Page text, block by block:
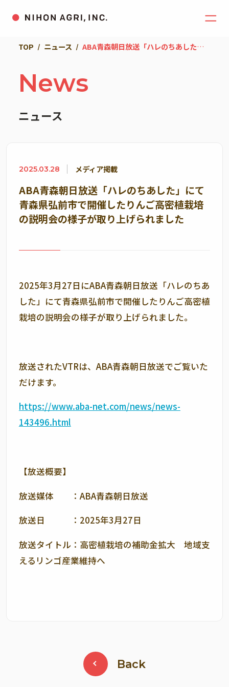
TOP ニュース ABA青森朝日放送「ハレのちあした」にて青森県弘前市で開催したりんご高密植栽培の説明会の様子が取り上げられました
News
ニュース
2025.03.28 メディア掲載
ABA青森朝日放送「ハレのちあした」にて
青森県弘前市で開催したりんご高密植栽培
の説明会の様子が取り上げられました
2025年3月27日にABA青森朝日放送「ハレのちあ
した」にて青森県弘前市で開催したりんご高密植
栽培の説明会の様子が取り上げられました。
放送されたVTRは、ABA青森朝日放送でご覧いた
だけます。
https://www.aba-net.com/news/news-
143496.html
【放送概要】
放送媒体 ：ABA青森朝日放送
放送日 ：2025年3月27日
放送タイトル：高密植栽培の補助金拡大 地域支
えるリンゴ産業維持へ
Back